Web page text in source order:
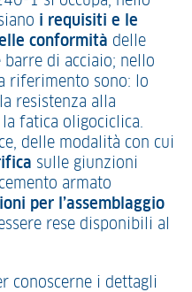
i requisiti e le
conformità delle
di acciaio; nello
riferimento sono: lo
resistenza alla
fatica oligociclica.
delle modalità con cui
sulle giunzioni
armato
per l’assemblaggio
rese disponibili al
conoscerne i dettagli